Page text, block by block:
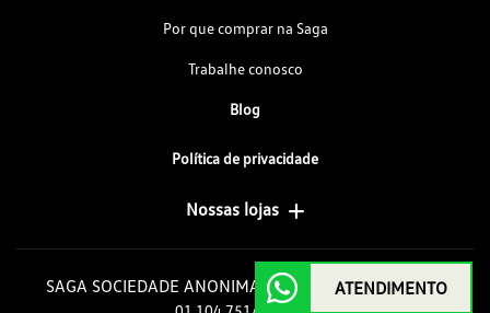
Por que comprar na Saga
Trabalhe conosco
Blog
Política de privacidade
Nossas lojas
SAGA SOCIEDADE ANONIMA GOIAS DE AUTOMOVEIS
ATENDIMENTO